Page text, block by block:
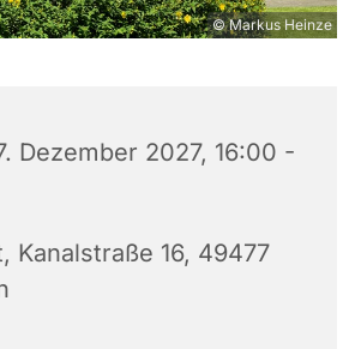
© Markus Heinze
Dezember 2027, 16:00 -
Kanalstraße 16, 49477